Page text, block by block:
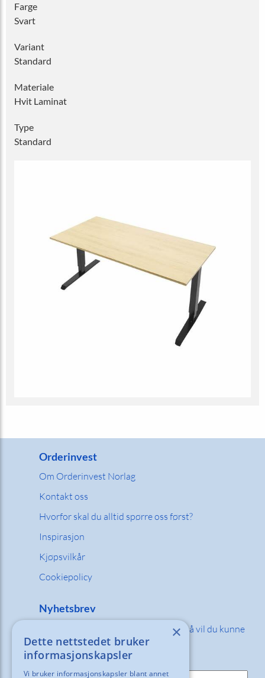
Farge
Svart
Variant
Standard
Materiale
Hvit Laminat
Type
Standard
Orderinvest
Om Orderinvest Norlag
Kontakt oss
Hvorfor skal du alltid spørre oss først?
Inspirasjon
Kjøpsvilkår
Cookiepolicy
Nyhetsbrev
Fyll inn din e-post adresse nedenfor så vil du kunne
motta våre nyheter og tilbud!
×
Dette nettstedet bruker
informasjonskapsler
Vi bruker informasjonskapsler blant annet